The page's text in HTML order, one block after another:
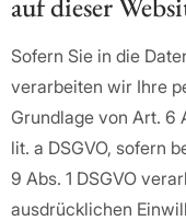
Sofern Sie in die
verarbeiten wir Ihre
Grundlage von Art. 6
lit. a DSGVO, sofern
9 Abs. 1 DSGVO
ausdrücklichen